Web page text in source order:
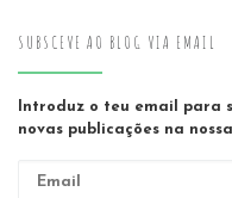
SUBSCEVE AO BLOG VIA EMAIL
Introduz o teu email para
novas publicações na